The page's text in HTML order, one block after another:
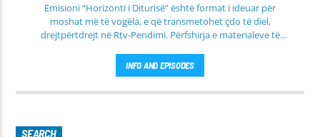
Emisioni “Horizonti i Diturisë” është format i ideuar për
moshat më të vogëla, e që transmetohet çdo të diel,
drejtpërtdrejt në Rtv-Pendimi. Përfshirja e materialeve të
rrugën e duhur të besimit Islam, janë pikësynimi kryesor i
të jemi më afër dëgjuesve të rinj, komunikojmë së bashku me
kanë, por edhe përfitimin e njohurive të reja. Çdo të diel, ora
INFO AND EPISODES
SEARCH